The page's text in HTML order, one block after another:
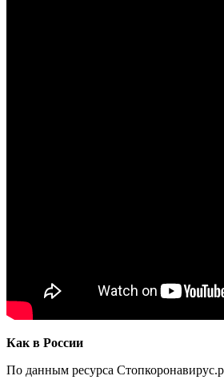
Как в России
По данным ресурса